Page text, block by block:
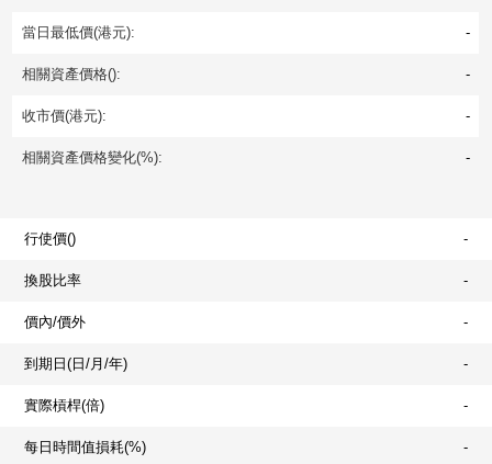
當日最低價(港元): -
相關資產價格(): -
收市價(港元): -
相關資產價格變化(%): -
行使價() -
換股比率 -
價內/價外 -
到期日(日/月/年) -
實際槓桿(倍) -
每日時間值損耗(%) -